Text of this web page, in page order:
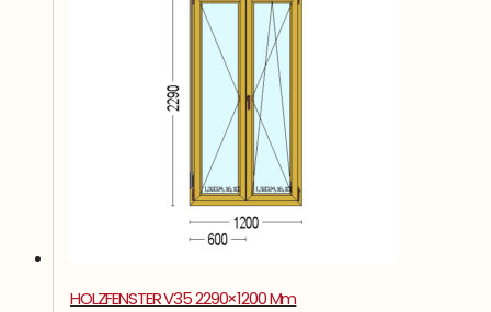
HOLZFENSTER V35 2290×1200 Mm